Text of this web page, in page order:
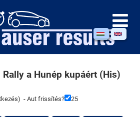
a Hunép kupáért (His)
) - Aut frissítés? 25